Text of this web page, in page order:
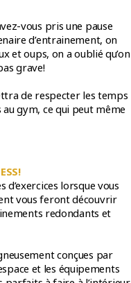
vous pris une pause
d’entrainement, on
et oups, on a oublié qu’on
grave!
de respecter les temps
gym, ce qui peut même
lorsque vous
vous feront découvrir
redondants et
conçues par
et les équipements